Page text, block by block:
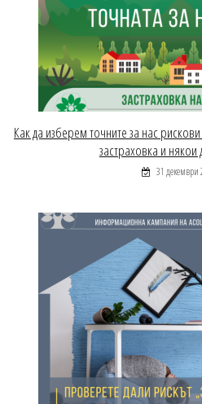
Как да изберем точните за нас
застраховка и някои
31 декември